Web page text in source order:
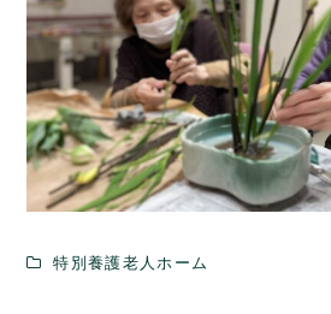
特別養護老人ホーム